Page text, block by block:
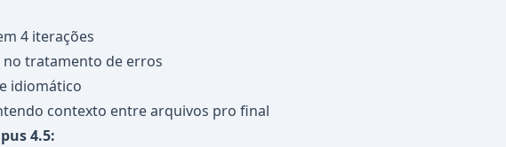
4 iterações
no tratamento de erros
idiomático
contexto entre arquivos pro final
4.5: